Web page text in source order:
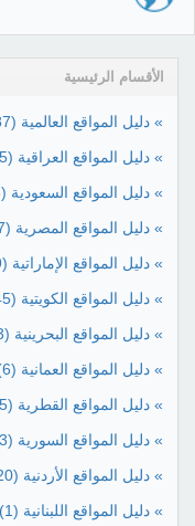
الأقسام الرئيسية
» دليل المواقع العالمية (287)
» دليل المواقع العراقية (125)
» دليل المواقع السعودية (463)
» دليل المواقع المصرية (117)
» دليل المواقع الإماراتية (39)
» دليل المواقع الكويتية (45)
» دليل المواقع البحرينية (3)
» دليل المواقع العمانية (6)
» دليل المواقع القطرية (5)
» دليل المواقع السورية (3)
» دليل المواقع الأردنية (20)
» دليل المواقع اللبنانية (1)